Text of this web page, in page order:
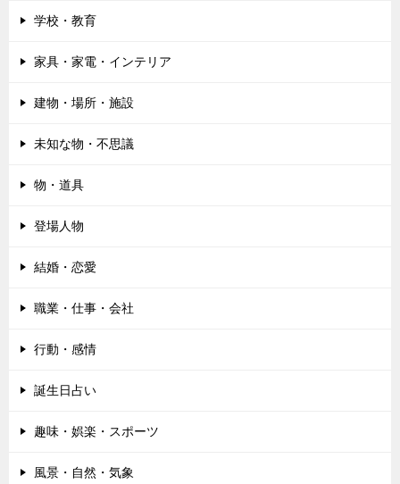
学校・教育
家具・家電・インテリア
建物・場所・施設
未知な物・不思議
物・道具
登場人物
結婚・恋愛
職業・仕事・会社
行動・感情
誕生日占い
趣味・娯楽・スポーツ
風景・自然・気象